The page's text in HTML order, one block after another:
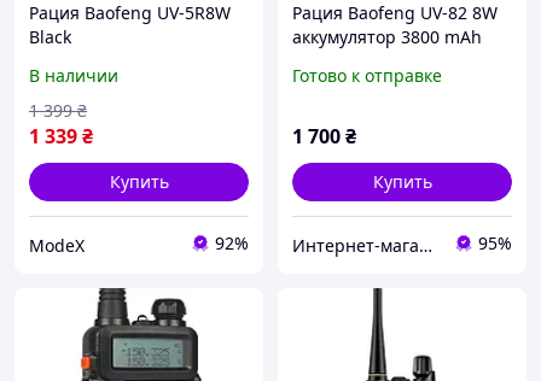
Рация Baofeng UV-5R8W
Black
В наличии
1 339₴
1 399 ₴
Купить
ModeX 92%
Рация Baofeng UV-82 8W
аккумулятор 3800 mAh
Готово к отправке
1 700₴
Купить
Интернет-магазин "Находка" 95%